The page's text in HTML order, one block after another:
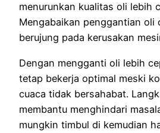
menurunkan kualitas oli lebih
Mengabaikan penggantian oli
berujung pada kerusakan
Dengan mengganti oli lebih
tetap bekerja optimal meski
cuaca tidak bersahabat.
membantu menghindari
mungkin timbul di kemudian